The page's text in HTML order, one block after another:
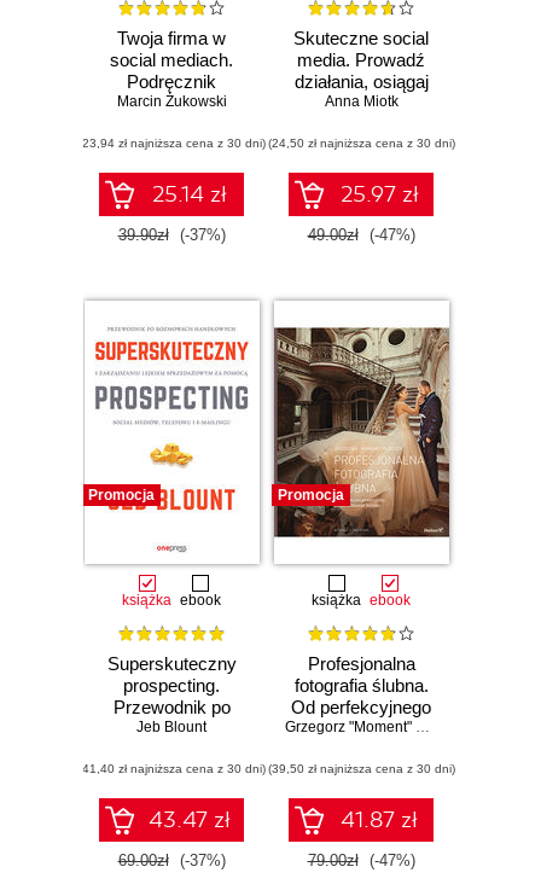
Twoja firma w
social mediach.
Podręcznik
marketingu
małych i średnich
przedsiębiorstw.
Wydanie II
Marcin Żukowski
(23,94 zł najniższa cena z 30 dni)
25.14 zł
39.90zł (-37%)
Skuteczne social
media. Prowadź
działania, osiągaj
zamierzone efekty.
rozszerzone
Anna Miotk
(24,50 zł najniższa cena z 30 dni)
25.97 zł
49.00zł (-47%)
Promocja
książka ebook
Superskuteczny
prospecting.
Przewodnik po
rozmowach
zarządzaniu
lejkiem
sprzedażowym za
pomocą social
mediów, telefonu i
Jeb Blount
(41,40 zł najniższa cena z 30 dni)
43.47 zł
69.00zł (-37%)
Promocja
książka ebook
Profesjonalna
fotografia ślubna.
Od perfekcyjnego
warsztatu do
biznesu. Wydanie
II zmienione
Grzegorz "Moment" Płaczek
(39,50 zł najniższa cena z 30 dni)
41.87 zł
79.00zł (-47%)